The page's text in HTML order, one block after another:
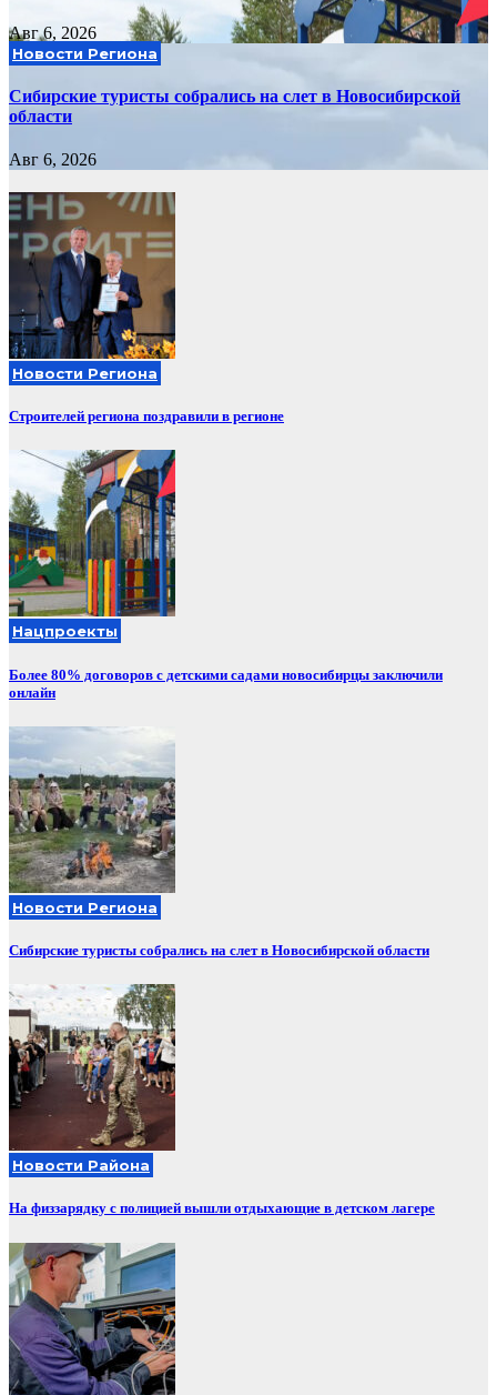
Авг 6, 2026
Новости Региона
Сибирские туристы собрались на слет в Новосибирской
области
Авг 6, 2026
Новости Региона
Строителей региона поздравили в регионе
Нацпроекты
Более 80% договоров с детскими садами новосибирцы заключили
онлайн
Новости Региона
Сибирские туристы собрались на слет в Новосибирской области
Новости Района
На физзарядку с полицией вышли отдыхающие в детском лагере